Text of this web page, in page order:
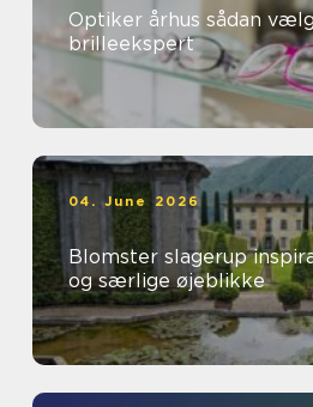
Optiker århus sådan vælger du den rette
brilleekspert
04. June 2026
Blomster slagerup inspiration til hverdag
og særlige øjeblikke